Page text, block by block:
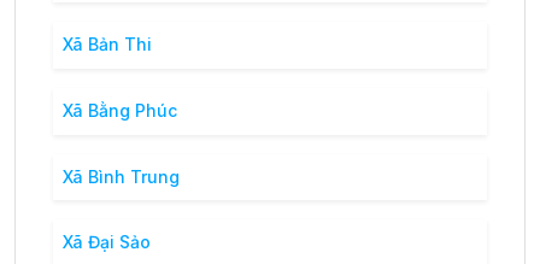
Xã Bản Thi
Xã Bằng Phúc
Xã Bình Trung
Xã Đại Sảo